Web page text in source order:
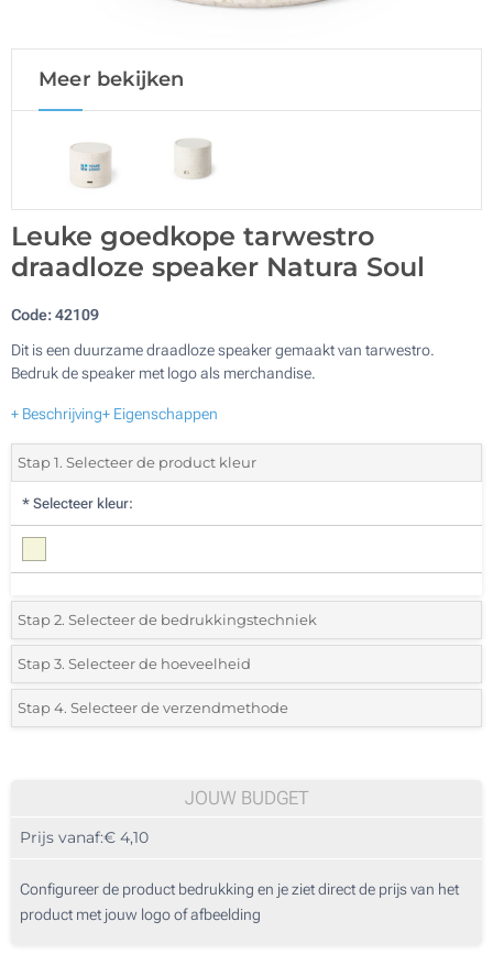
Meer bekijken
Leuke goedkope tarwestro
draadloze speaker Natura Soul
Code:42109
Dit is een duurzame draadloze speaker gemaakt van tarwestro.
Bedruk de speaker met logo als merchandise.
+ Beschrijving+ Eigenschappen
Stap 1. Selecteer de product kleur
* Selecteer kleur:
Stap 2. Selecteer de bedrukkingstechniek
*Selecteer de bedrukking en kleuren van het logo:
1 Kleur (Aan een zijde)
3 Kleuren (Aan een zijde)
Zonder opdruk
Stap 3. Selecteer de hoeveelheid
*Selecteer uit de lijst of voeg het gewenste aantal in
40
200
Stap 4. Selecteer de verzendmethode
JOUW BUDGET
Prijs vanaf:€ 4,10
Configureer de product bedrukking en je ziet direct de prijs van het
product met jouw logo of afbeelding